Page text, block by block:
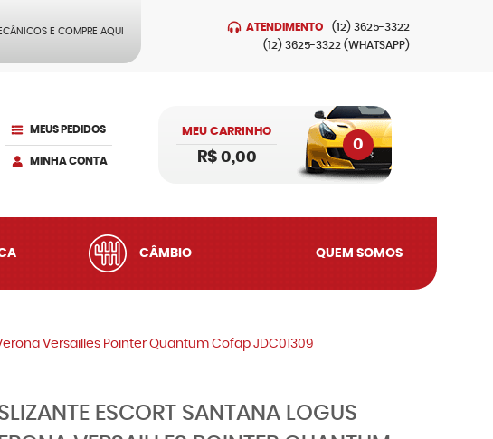
E COMPRE AQUI ATENDIMENTO (12) 3625-3322
(12) 3625-3322 (WHATSAPP)
MEUS PEDIDOS
MINHA CONTA
MEU CARRINHO
0
R$ 0,00
CÂMBIO QUEM SOMOS
Versailles Pointer Quantum Cofap JDC01309
ESCORT SANTANA LOGUS